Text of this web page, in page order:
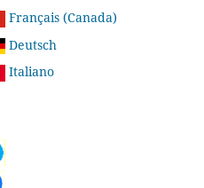
Français (Canada)
Deutsch
Italiano